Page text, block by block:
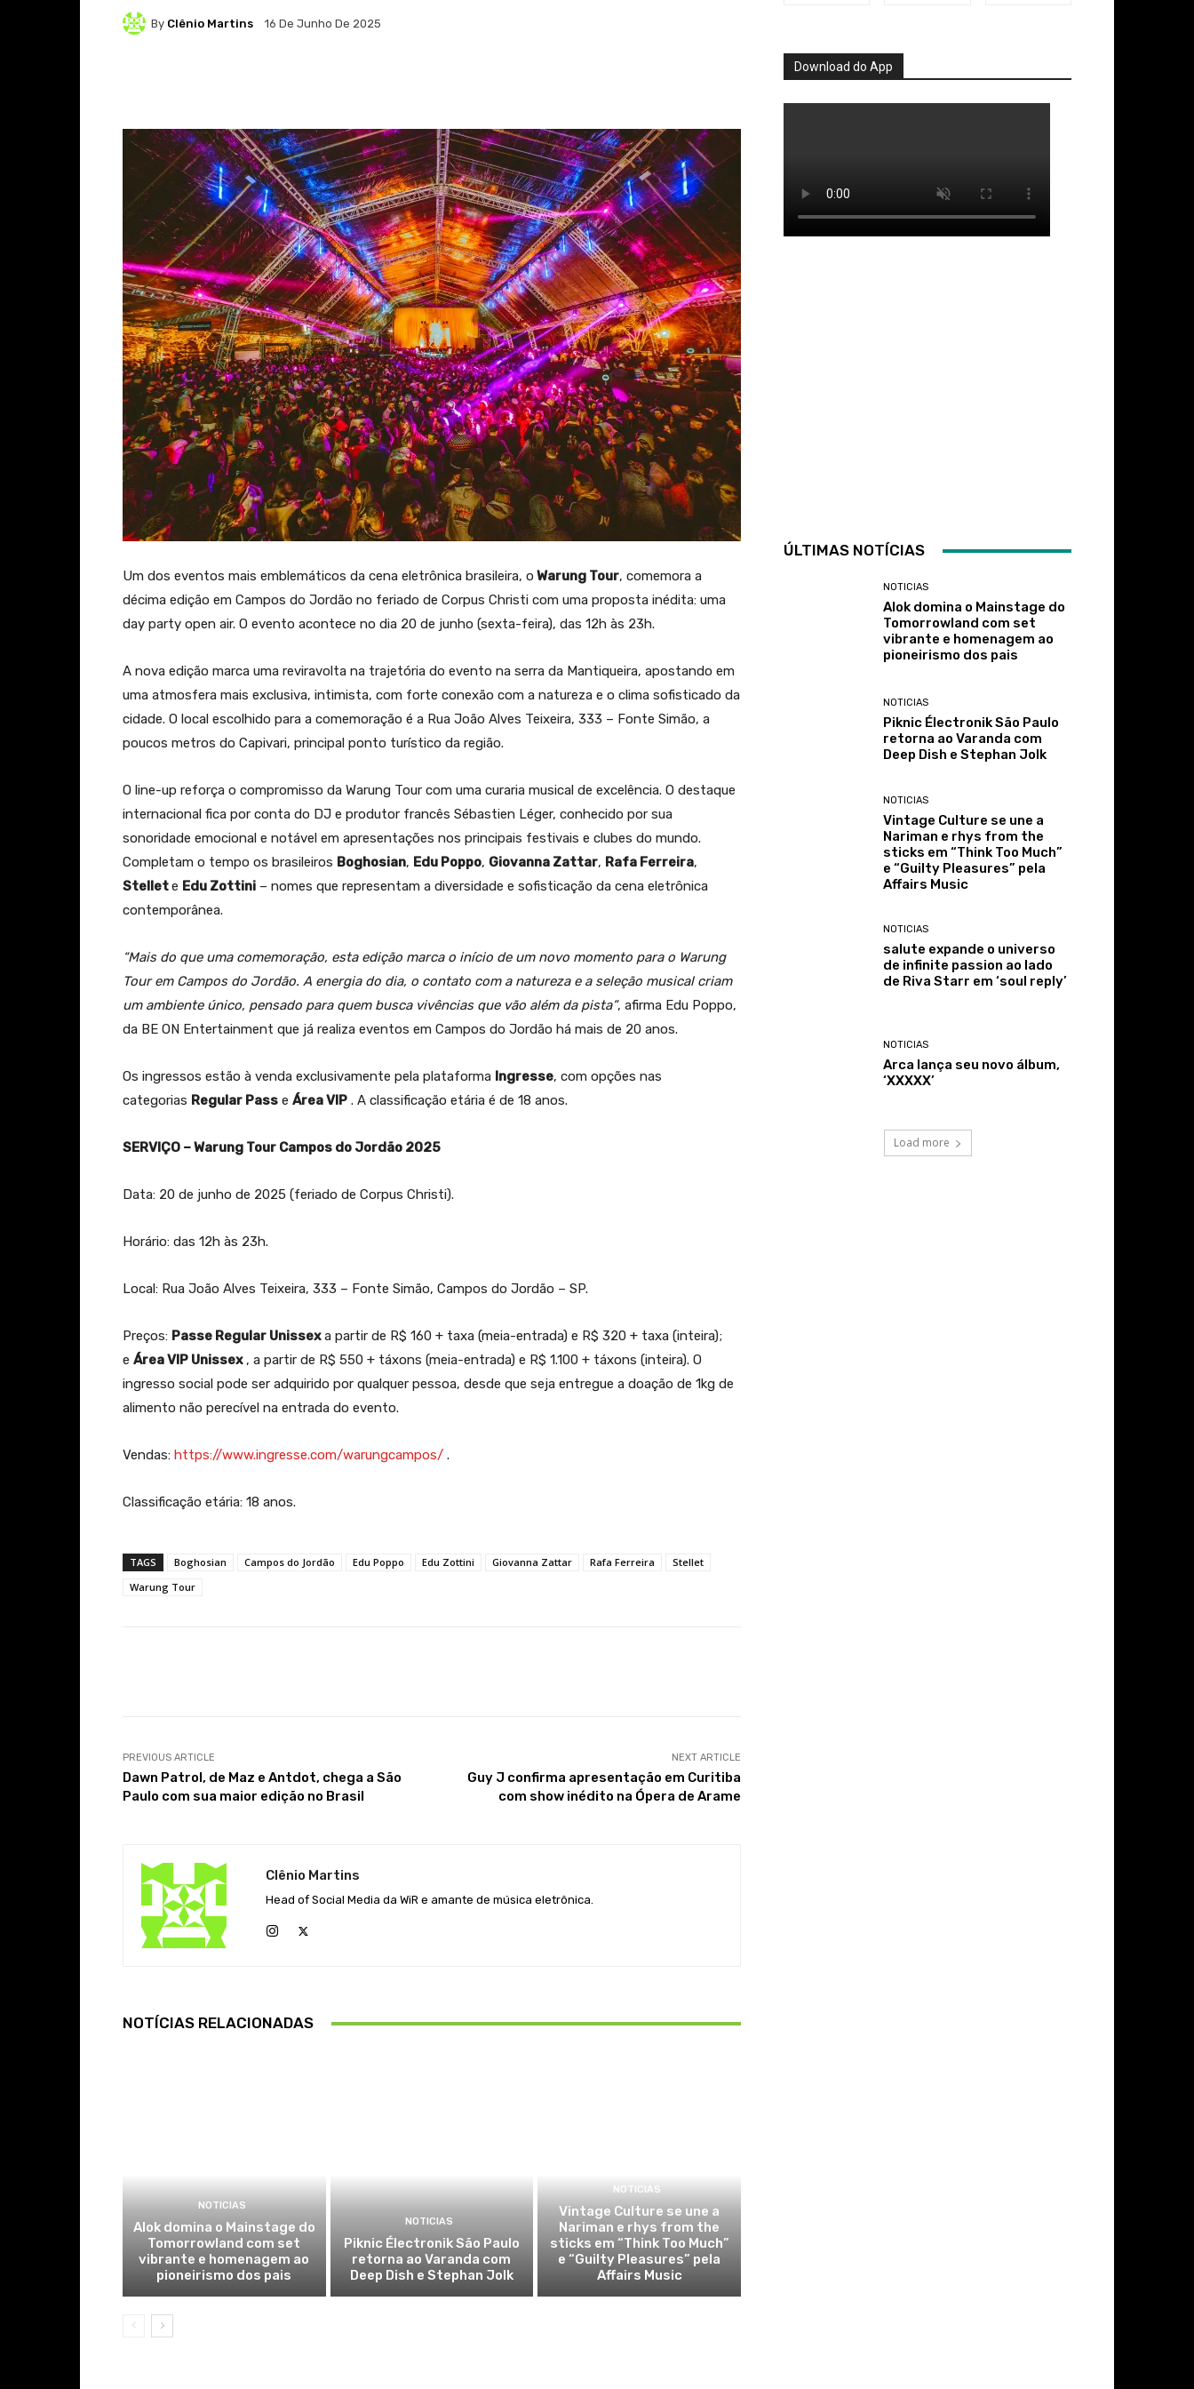
By Clênio Martins 16 De Junho De 2025
Um dos eventos mais emblemáticos da cena eletrônica brasileira, o Warung Tour, comemora a
décima edição em Campos do Jordão no feriado de Corpus Christi com uma proposta inédita: uma
day party open air. O evento acontece no dia 20 de junho (sexta-feira), das 12h às 23h.
A nova edição marca uma reviravolta na trajetória do evento na serra da Mantiqueira, apostando em
uma atmosfera mais exclusiva, intimista, com forte conexão com a natureza e o clima sofisticado da
cidade. O local escolhido para a comemoração é a Rua João Alves Teixeira, 333 – Fonte Simão, a
poucos metros do Capivari, principal ponto turístico da região.
O line-up reforça o compromisso da Warung Tour com uma curaria musical de excelência. O destaque
internacional fica por conta do DJ e produtor francês Sébastien Léger, conhecido por sua
sonoridade emocional e notável em apresentações nos principais festivais e clubes do mundo.
Completam o tempo os brasileiros Boghosian, Edu Poppo, Giovanna Zattar, Rafa Ferreira,
Stellete Edu Zottini – nomes que representam a diversidade e sofisticação da cena eletrônica
contemporânea.
“Mais do que uma comemoração, esta edição marca o início de um novo momento para o Warung
Tour em Campos do Jordão. A energia do dia, o contato com a natureza e a seleção musical criam
um ambiente único, pensado para quem busca vivências que vão além da pista”, afirma Edu Poppo,
da BE ON Entertainment que já realiza eventos em Campos do Jordão há mais de 20 anos.
Os ingressos estão à venda exclusivamente pela plataforma Ingresse, com opções nas
categorias Regular Pass e Área VIP . A classificação etária é de 18 anos.
SERVIÇO – Warung Tour Campos do Jordão 2025
Data: 20 de junho de 2025 (feriado de Corpus Christi).
Horário: das 12h às 23h.
Local: Rua João Alves Teixeira, 333 – Fonte Simão, Campos do Jordão – SP.
Preços: Passe Regular Unissexa partir de R$ 160 + taxa (meia-entrada) e R$ 320 + taxa (inteira);
e Área VIP Unissex, a partir de R$ 550 + táxons (meia-entrada) e R$ 1.100 + táxons (inteira). O
ingresso social pode ser adquirido por qualquer pessoa, desde que seja entregue a doação de 1kg de
alimento não perecível na entrada do evento.
Vendas: https://www.ingresse.com/warungcampos/ .
Classificação etária: 18 anos.
TAGS Boghosian Campos do Jordão Edu Poppo Edu Zottini Giovanna Zattar Rafa Ferreira
Stellet
Warung Tour
PREVIOUS ARTICLE
Dawn Patrol, de Maz e Antdot, chega a São
Paulo com sua maior edição no Brasil
NEXT ARTICLE
Guy J confirma apresentação em Curitiba
com show inédito na Ópera de Arame
Clênio Martins
Head of Social Media da WiR e amante de música eletrônica.
NOTÍCIAS RELACIONADAS
NOTICIAS
Alok domina o Mainstage do
Tomorrowland com set
vibrante e homenagem ao
pioneirismo dos pais
NOTICIAS
Piknic Électronik São Paulo
retorna ao Varanda com
Deep Dish e Stephan Jolk
NOTICIAS
Vintage Culture se une a
Nariman e rhys from the
sticks em “Think Too Much”
e “Guilty Pleasures” pela
Affairs Music
Download do App
ÚLTIMAS NOTÍCIAS
NOTICIAS
Alok domina o Mainstage do
Tomorrowland com set
vibrante e homenagem ao
pioneirismo dos pais
NOTICIAS
Piknic Électronik São Paulo
retorna ao Varanda com
Deep Dish e Stephan Jolk
NOTICIAS
Vintage Culture se une a
Nariman e rhys from the
sticks em “Think Too Much”
e “Guilty Pleasures” pela
Affairs Music
NOTICIAS
salute expande o universo
de infinite passion ao lado
de Riva Starr em ‘soul reply’
NOTICIAS
Arca lança seu novo álbum,
‘XXXXX’
Load more